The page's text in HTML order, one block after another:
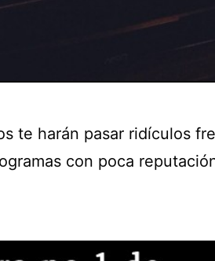
te harán pasar ridículos
con poca